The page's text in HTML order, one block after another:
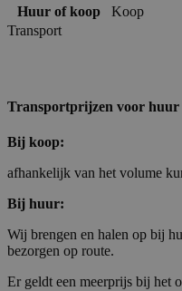
Huur of koop
Koop
Transport
Transportprijzen voor huur
Bij koop:
afhankelijk van het volume
Bij huur:
Wij brengen en halen op bij
bezorgen op route.
Er geldt een meerprijs bij het